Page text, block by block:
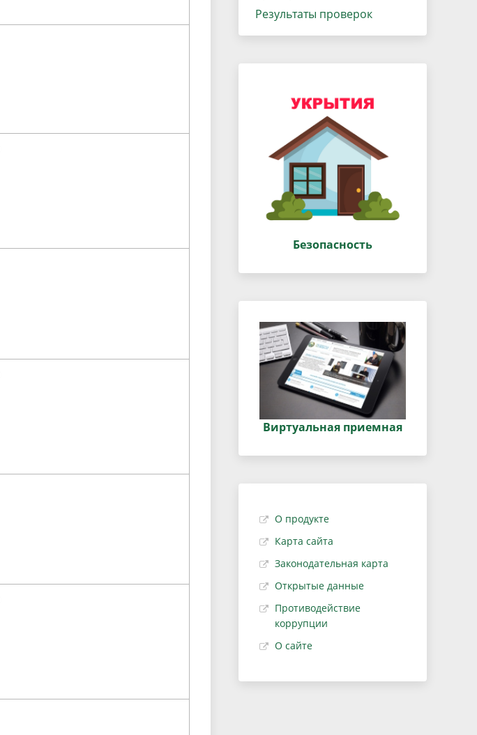
Результаты проверок
Безопасность
Виртуальная приемная
О продукте
Карта сайта
Законодательная карта
Открытые данные
Противодействие
коррупции
О сайте